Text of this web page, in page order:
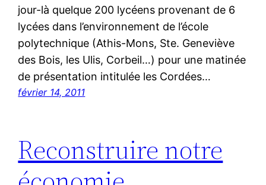
jour-là quelque 200 lycéens provenant de 6
lycées dans l’environnement de l’école
polytechnique (Athis-Mons, Ste. Geneviève
des Bois, les Ulis, Corbeil…) pour une matinée
de présentation intitulée les Cordées…
février 14, 2011
Reconstruire notre